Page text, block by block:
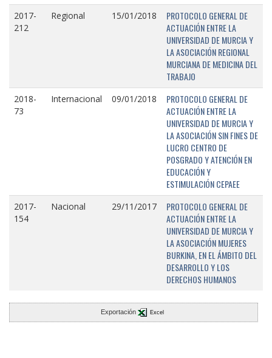
2017-
212
Regional 15/01/2018
PROTOCOLO GENERAL DE
ACTUACIÓN ENTRE LA
UNIVERSIDAD DE MURCIA Y
LA ASOCIACIÓN REGIONAL
MURCIANA DE MEDICINA DEL
TRABAJO
2018-
73
Internacional 09/01/2018
PROTOCOLO GENERAL DE
ACTUACIÓN ENTRE LA
UNIVERSIDAD DE MURCIA Y
LA ASOCIACIÓN SIN FINES DE
LUCRO CENTRO DE
POSGRADO Y ATENCIÓN EN
EDUCACIÓN Y
ESTIMULACIÓN CEPAEE
2017-
154
Nacional 29/11/2017
PROTOCOLO GENERAL DE
ACTUACIÓN ENTRE LA
UNIVERSIDAD DE MURCIA Y
LA ASOCIACIÓN MUJERES
BURKINA, EN EL ÁMBITO DEL
DESARROLLO Y LOS
DERECHOS HUMANOS
Exportación Excel